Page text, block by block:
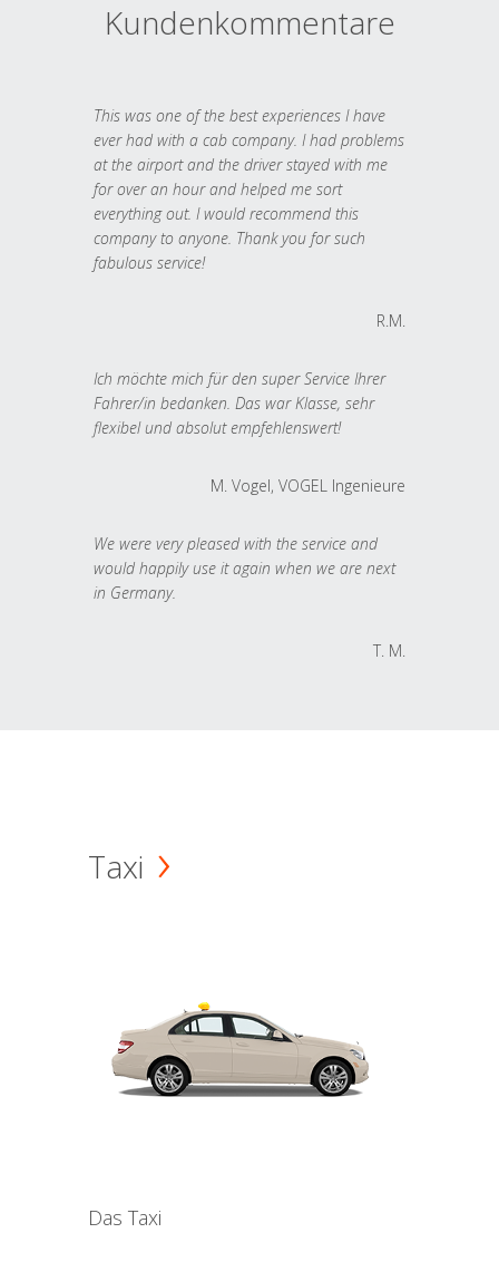
Kundenkommentare
This was one of the best experiences I have
ever had with a cab company. I had problems
at the airport and the driver stayed with me
for over an hour and helped me sort
everything out. I would recommend this
company to anyone. Thank you for such
fabulous service!
R.M.
Ich möchte mich für den super Service Ihrer
Fahrer/in bedanken. Das war Klasse, sehr
flexibel und absolut empfehlenswert!
M. Vogel, VOGEL Ingenieure
We were very pleased with the service and
would happily use it again when we are next
in Germany.
T. M.
Taxi
Das Taxi